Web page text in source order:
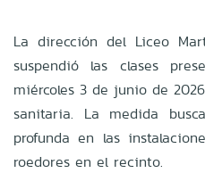
La dirección del Liceo
suspendió las clases
miércoles 3 de junio de
sanitaria. La medida
profunda en las
roedores en el recinto.